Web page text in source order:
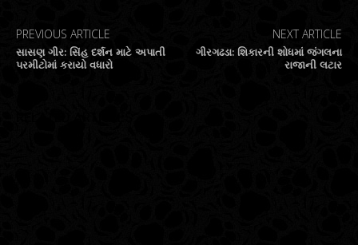
PREVIOUS ARTICLE
સાસણ ગીર: સિંહ દર્શન માટે અપાતી
પરમીટોમાં કરાયો વધારો
NEXT ARTICLE
ગીરગઢડા: શિકારની શોધમાં જંગલના
રાજાની લટાર